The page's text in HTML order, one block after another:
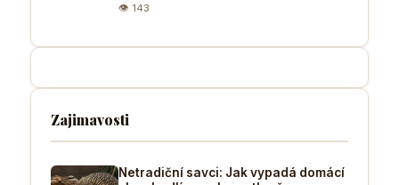
👁 143
Zajimavosti
Netradiční savci: Jak vypadá domácí